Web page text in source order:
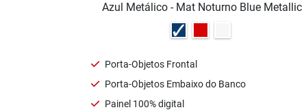
Azul Metálico - Mat Noturno Blue Metallic
Porta-Objetos Frontal
Porta-Objetos Embaixo do Banco
Painel 100% digital